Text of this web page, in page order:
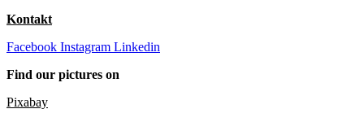
Kontakt
Facebook Instagram Linkedin
Find our pictures on
Pixabay